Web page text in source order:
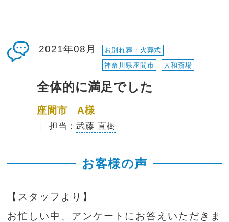
2021年08月
お別れ葬・火葬式
神奈川県座間市
大和斎場
全体的に満足でした
座間市 A様
｜ 担当：武藤 直樹
お客様の声
【スタッフより】
お忙しい中、アンケートにお答えいただきま